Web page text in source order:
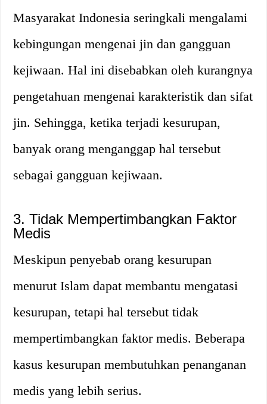
Masyarakat Indonesia seringkali mengalami
kebingungan mengenai jin dan gangguan
kejiwaan. Hal ini disebabkan oleh kurangnya
pengetahuan mengenai karakteristik dan sifat
jin. Sehingga, ketika terjadi kesurupan,
banyak orang menganggap hal tersebut
sebagai gangguan kejiwaan.
3. Tidak Mempertimbangkan Faktor
Medis
Meskipun penyebab orang kesurupan
menurut Islam dapat membantu mengatasi
kesurupan, tetapi hal tersebut tidak
mempertimbangkan faktor medis. Beberapa
kasus kesurupan membutuhkan penanganan
medis yang lebih serius.